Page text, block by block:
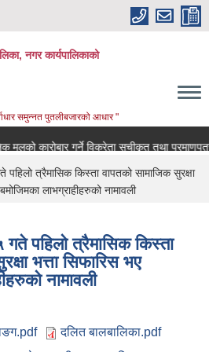
नगर कार्यपालिकाको
समुन्नत पुतलीबजारको आधार "
मलको कारोबार गर्ने विक्रेता सूचीकृत तथा
त्रैमासिक किस्ता वापतको सामाजिक सुरक्षा
लाभग्राहीहरुको नामावली
पहिलो त्रैमासिक किस्ता
भत्ता सिफारिस भए
नामावली
दलित बालबालिका.pdf